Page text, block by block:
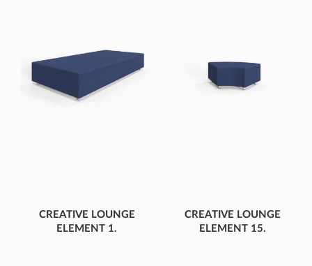
CREATIVE LOUNGE
ELEMENT 1.
CREATIVE LOUNGE
ELEMENT 15.